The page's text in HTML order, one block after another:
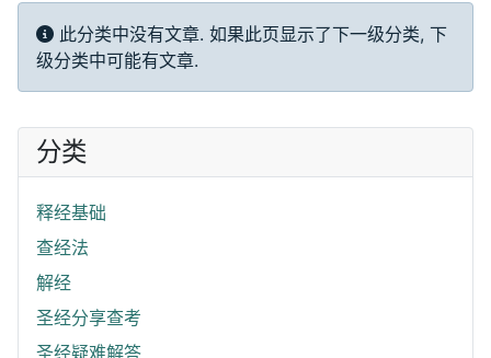
信息
此分类中没有文章. 如果此页显示了下一级分类, 下
级分类中可能有文章.
分类
释经基础
查经法
解经
圣经分享查考
圣经疑难解答